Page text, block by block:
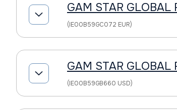
GAM STAR GLOBAL
(IE00B59GC072 EUR)
GAM STAR GLOBAL
(IE00B59GB660 USD)